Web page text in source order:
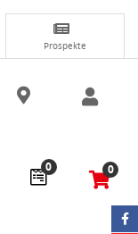
Prospekte
0 0